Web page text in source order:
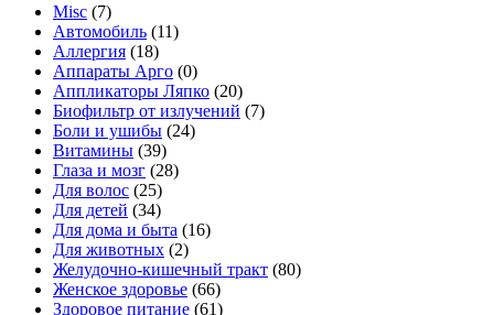
Misc (7)
Автомобиль (11)
Аллергия (18)
Аппараты Арго (0)
Аппликаторы Ляпко (20)
Биофильтр от излучений (7)
Боли и ушибы (24)
Витамины (39)
Глаза и мозг (28)
Для волос (25)
Для детей (34)
Для дома и быта (16)
Для животных (2)
Желудочно-кишечный тракт (80)
Женское здоровье (66)
Здоровое питание (61)